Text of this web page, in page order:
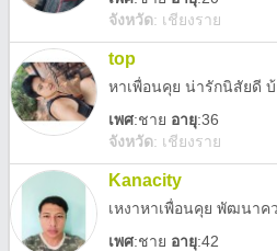
จังหวัด: เชียงราย
top
หาเพื่อนคุย น่ารักนิสัยดี
เพศ:ชาย อายุ:36
จังหวัด: เชียงราย
Kanacity
เหงาหาเพื่อนคุย พัฒนาค
เพศ:ชาย อายุ:42